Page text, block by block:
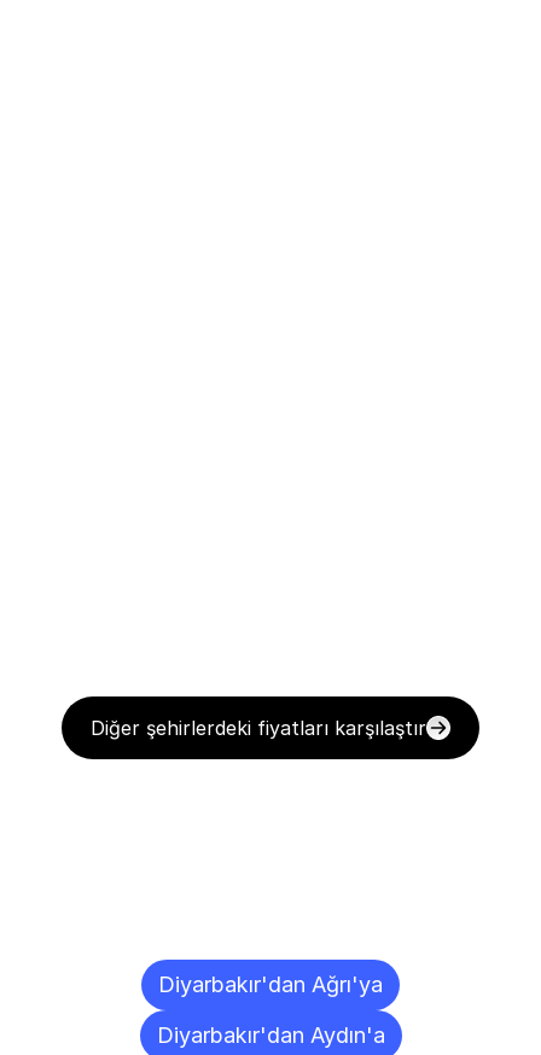
Diğer şehirlerdeki fiyatları karşılaştır
Diyarbakır'dan Ağrı'ya
Diyarbakır'dan Aydın'a